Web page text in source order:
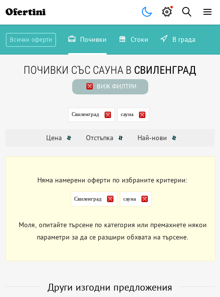
Ofertini
Всички оферти Почивки Стоки В града
ПОЧИВКИ СЪС САУНА В СВИЛЕНГРАД
ВИЖ ФИЛТРИ
Свиленград сауна
Цена Отстъпка Най-нови
Няма намерени оферти по избраните критерии:
Свиленград сауна
Моля, опитайте търсене по категория или премахнете някои
параметри за да се разшири обхвата на търсене.
Други изгодни предложения